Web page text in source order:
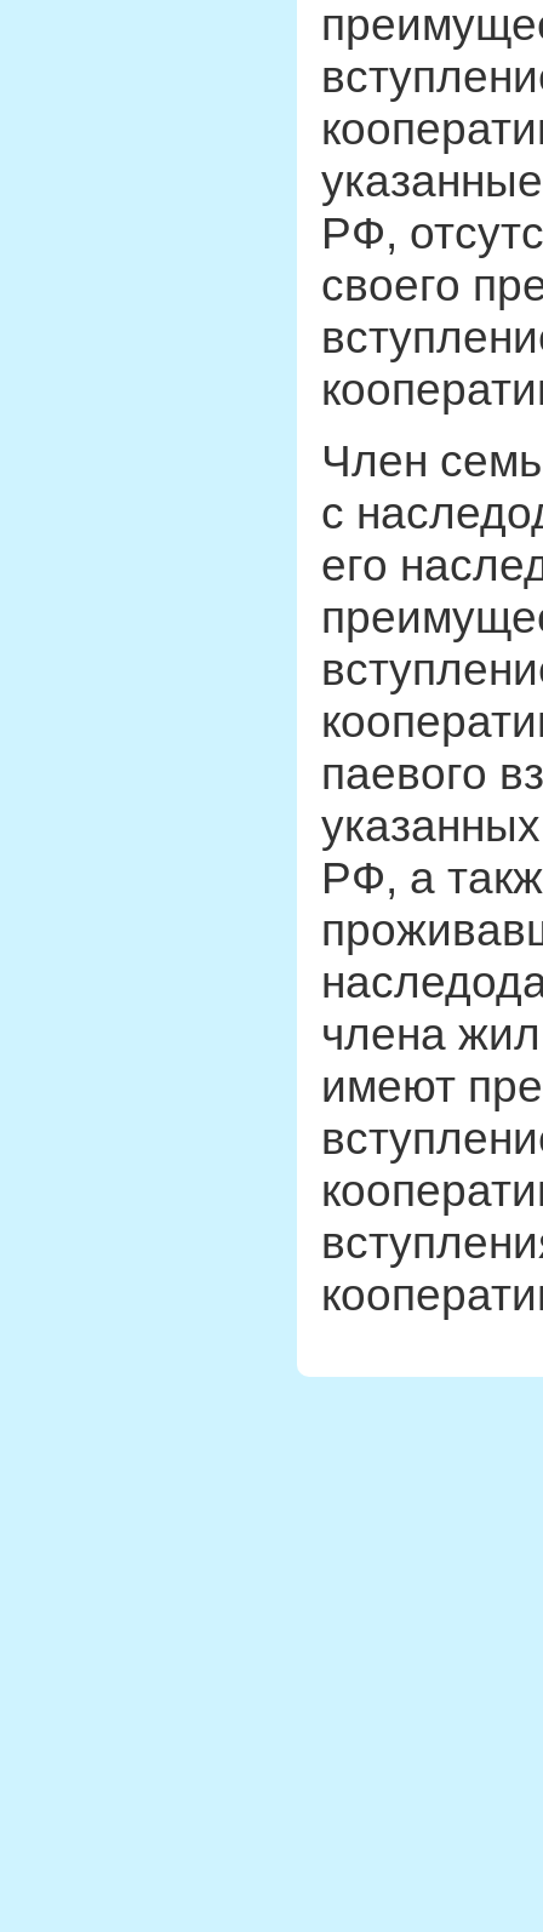
РФ,
своего
Член
с
его
паевого
РФ, а
члена
имеют